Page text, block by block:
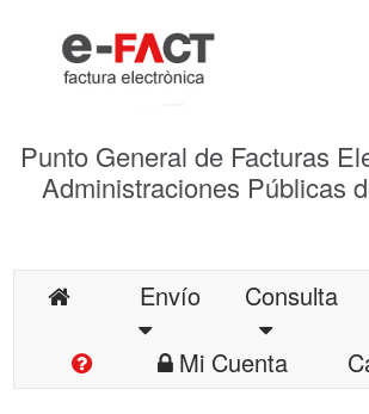
Punto General de Facturas
Administraciones Públicas
Envío Consulta
Mi Cuenta